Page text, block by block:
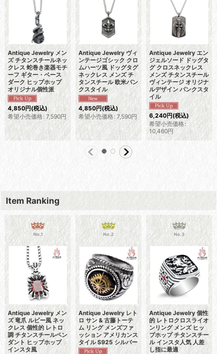
Antique Jewelry メン
ズ チタンスチールネッ
クレス 蛇巻き楽器モチ
ーフ ギター・ベース
ダーク ヒップホップ
オリジナル個性派
4,850円(税込)
希望小売価格: 7,590円
Antique Jewelry ヴィ
ンテージゴシック クロ
ムハーツ風 ドッグタグ
ネックレス メンズ チ
タンスチール 欧米パン
クスタイル
4,850円(税込)
希望小売価格: 7,590円
Antique Jewelry エン
ジェルソード ドッグタ
グ クロスネックレス
メンズ チタンスチール
ヴィンテージ オリジナ
ルデザイン パンクスタ
イル
6,240円(税込)
希望小売価格:
10,460円
Item Ranking
No.1
Antique Jewelry メン
ズ 竜爪 ルビー風 ネッ
クレス 個性的 レトロ
調 チタンスチールペン
ダント ヒップホップ
インスタ風
No.2
Antique Jewelry レト
ロ サン & 古藤トーテ
ム リング メンズファ
ッション アメリカンス
タイル S925 シルバー
No.3
Antique Jewelry 個性
的 レトロクロスライオ
ンリング メンズ ヒッ
プホップ チタンスチー
ル インスタ人気 人差
し指に最適